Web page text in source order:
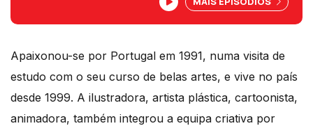
tradições inglesas como o "Christmas
Pudding". Pedro M. Ribeiro foi saber
Apaixonou-se por Portugal em 1991, numa visita de
estudo com o seu curso de belas artes, e vive no país
desde 1999. A ilustradora, artista plástica, cartoonista,
animadora, também integrou a equipa criativa por